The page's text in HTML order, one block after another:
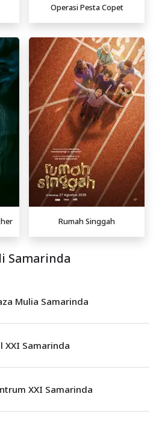
Operasi Pesta Copet
Rumah Singgah
Samarinda
Mulia Samarinda
XXI Samarinda
XXI Samarinda